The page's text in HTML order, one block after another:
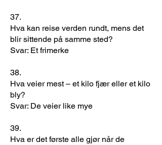
37.
Hva kan reise verden rundt, mens det
blir sittende på samme sted?
Svar: Et frimerke
38.
Hva veier mest – et kilo fjær eller et kilo
bly?
Svar: De veier like mye
​39.
Hva er det første alle gjør når de